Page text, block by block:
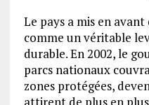
Le pays a mis en
comme un véritable
durable. En 2002, le
parcs nationaux
zones protégées,